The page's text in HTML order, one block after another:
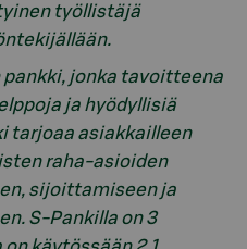
työllistäjä
jonka tavoitteena
ja hyödyllisiä
tarjoaa asiakkailleen
raha-asioiden
sijoittamiseen ja
S-Pankilla on 3